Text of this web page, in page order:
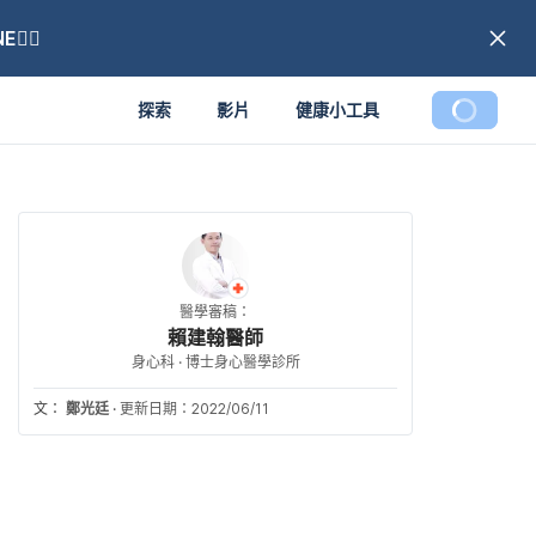
探索 影片 健康小工具
醫學審稿：
賴建翰醫師
身心科 · 博士身心醫學診所
文： 鄭光廷 · 更新日期：2022/06/11